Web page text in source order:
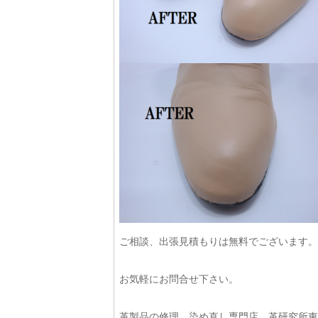
ご相談、出張見積もりは無料でございます。
お気軽にお問合せ下さい。